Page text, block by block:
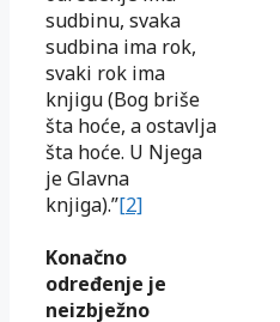
sudbinu, svaka
sudbina ima rok,
svaki rok ima
knjigu (Bog briše
šta hoće, a ostavlja
šta hoće. U Njega
je Glavna
knjiga).”[2]
Konačno
određenje je
neizbježno